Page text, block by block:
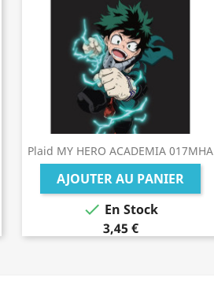
Plaid MY HERO ACADEMIA 017MHA
AJOUTER AU PANIER
 En Stock
3,45 €